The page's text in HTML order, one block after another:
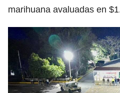
marihuana avaluadas en